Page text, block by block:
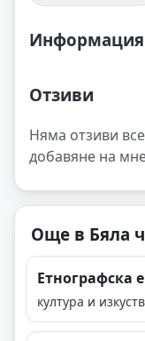
Информация
Отзиви
Няма отзиви
добавяне на
Още в Бяла
Етнографска
култура и